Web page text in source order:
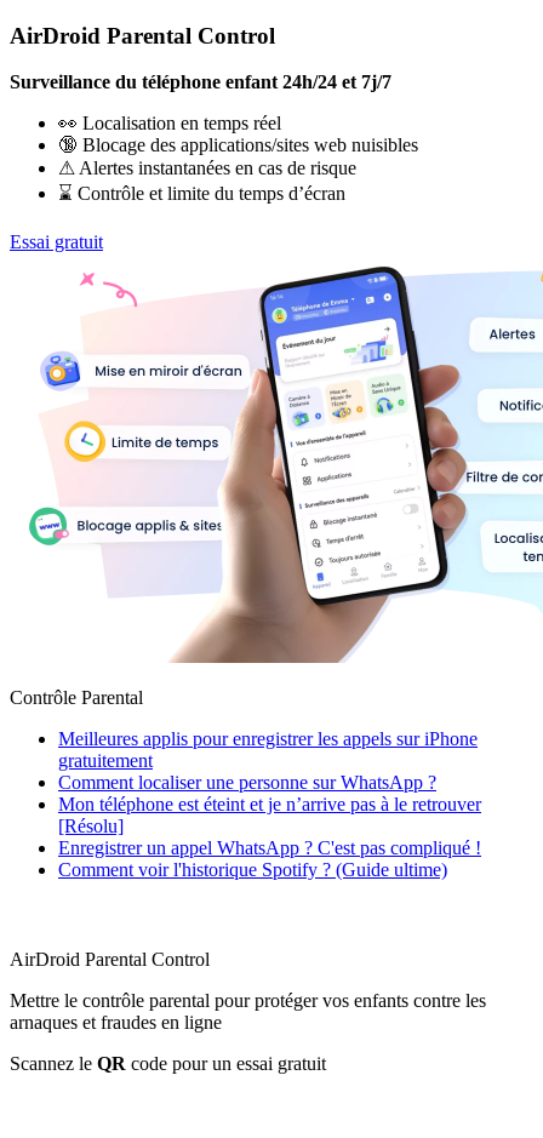
AirDroid Parental Control
Surveillance du téléphone enfant 24h/24 et 7j/7
👀 Localisation en temps réel
🔞 Blocage des applications/sites web nuisibles
⚠ Alertes instantanées en cas de risque
⌛ Contrôle et limite du temps d’écran
Essai gratuit
Contrôle Parental
Meilleures applis pour enregistrer les appels sur iPhone
gratuitement
Comment localiser une personne sur WhatsApp ?
Mon téléphone est éteint et je n’arrive pas à le retrouver
[Résolu]
Enregistrer un appel WhatsApp ? C'est pas compliqué !
Comment voir l'historique Spotify ? (Guide ultime)
AirDroid Parental Control
Mettre le contrôle parental pour protéger vos enfants contre les
arnaques et fraudes en ligne
Scannez le QR code pour un essai gratuit